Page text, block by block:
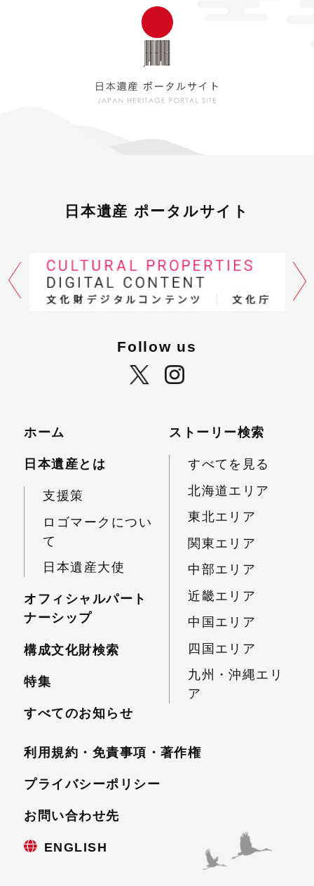
日本遺産 ポータルサイト
Follow us
ホーム
日本遺産とは
支援策
ロゴマークについ
て
日本遺産大使
オフィシャルパート
ナーシップ
構成文化財検索
特集
すべてのお知らせ
ストーリー検索
すべてを見る
北海道エリア
東北エリア
関東エリア
中部エリア
近畿エリア
中国エリア
四国エリア
九州・沖縄エリ
ア
利用規約・免責事項・著作権
プライバシーポリシー
お問い合わせ先
ENGLISH